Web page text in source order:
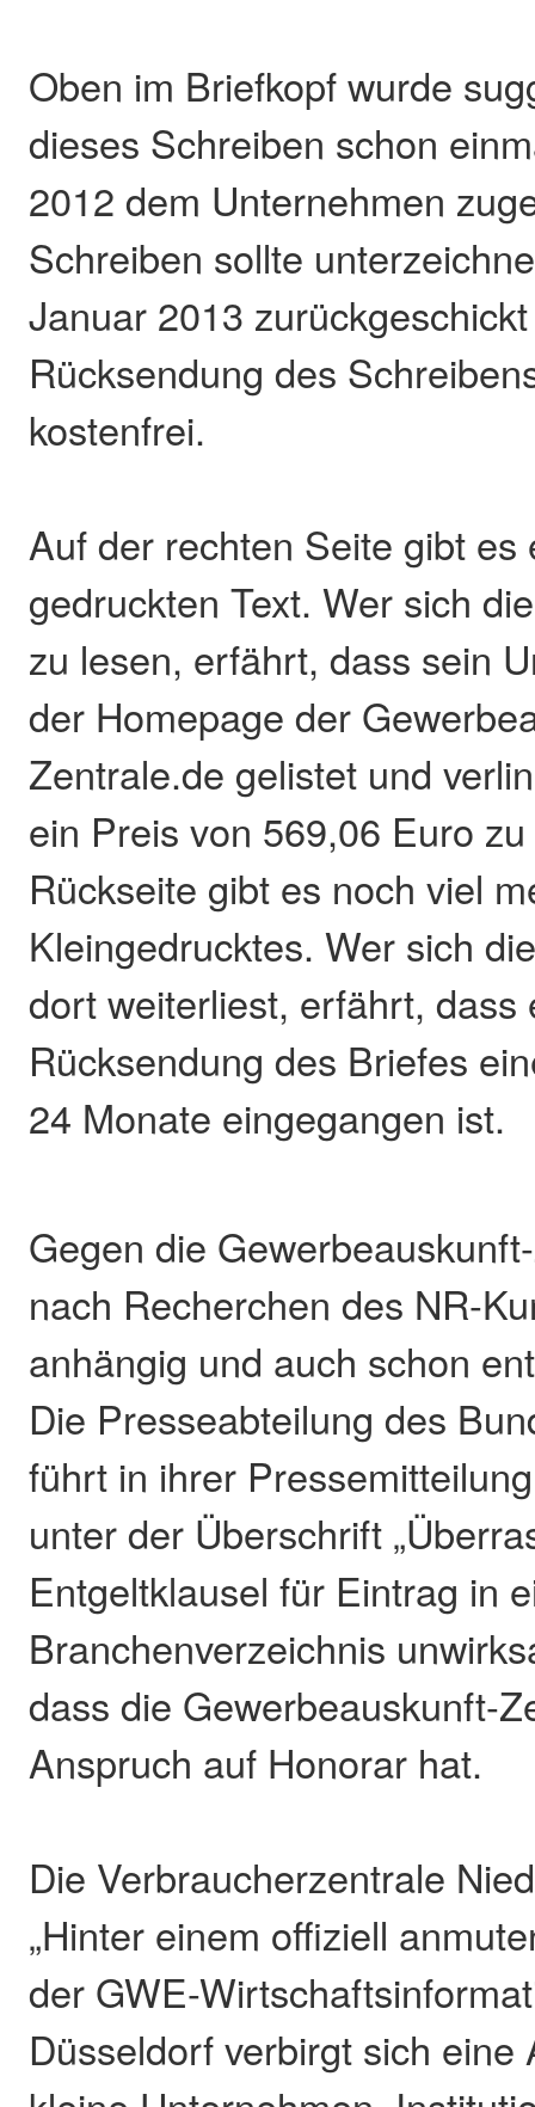
Oben im Briefkopf wurde
dieses Schreiben schon
2012 dem Unternehmen
Schreiben sollte
Januar 2013
Rücksendung des
kostenfrei.
Auf der rechten Seite gibt es
gedruckten Text. Wer sich
zu lesen, erfährt, dass sein
der Homepage der
Zentrale.de gelistet und
ein Preis von 569,06 Euro
Rückseite gibt es noch viel
Kleingedrucktes. Wer sich
dort weiterliest, erfährt, dass
Rücksendung des Briefes
24 Monate eingegangen ist.
Gegen die
nach Recherchen des NR-
anhängig und auch schon
Die Presseabteilung des
führt in ihrer
unter der Überschrift
Entgeltklausel für Eintrag in
Branchenverzeichnis
dass die Gewerbeauskunft-
Anspruch auf Honorar hat.
Die Verbraucherzentrale
„Hinter einem offiziell
der GWE-
Düsseldorf verbirgt sich eine